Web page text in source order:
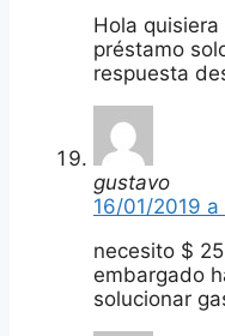
Hola
préstamo
respuesta
gustavo
16/01/2019
necesito $
embargado
solucionar